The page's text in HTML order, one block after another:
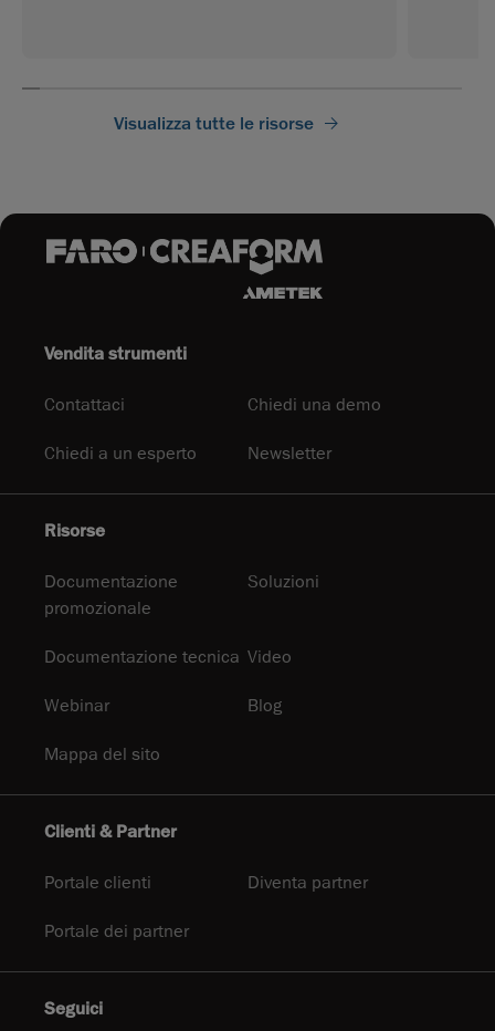
Visualizza tutte le risorse
Vendita strumenti
Contattaci Chiedi una demo
Chiedi a un esperto Newsletter
Risorse
Documentazione
promozionale
Soluzioni
Documentazione tecnica Video
Webinar Blog
Mappa del sito
Clienti & Partner
Portale clienti Diventa partner
Portale dei partner
Seguici